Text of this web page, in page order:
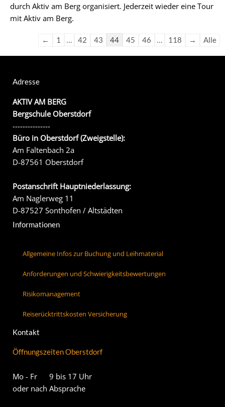
durch Aktiv am Berg organisiert. Jederzeit wieder eine Tour
mit Aktiv am Berg.
← 1 … 42 43 44 45 46 … 118 → Alle
Adresse
AKTIV AM BERG
Bergschule Oberstdorf
---------------
Büro in Oberstdorf (Zweigstelle):
Am Faltenbach 2a
D-87561 Oberstdorf
Postanschrift Hauptniederlassung:
Am Naglerweg 11
D-87527 Sonthofen / Altstädten
Informationen
Allgemeine Infos zur Buchung und Leihmaterial
Anforderungen und Schwierigkeitsbewertungen
Risikomanagement
Reiserücktrittskosten Versicherung
Kontakt
Öffnungszeiten Oberstdorf
Mo - Fr 9 bis 17 Uhr
oder nach Absprache